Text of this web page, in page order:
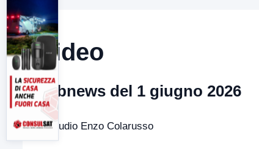
Video
Labnews del 1 giugno 2026
In studio Enzo Colarusso